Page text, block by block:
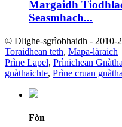
Margaidh
Seasmhach...
© Dlighe-sgrìobhaidh - 2010-
Toraidhean teth, Mapa-làraich
Prìne Lapel, Prìnichean
gnàthaichte, Prìne cruan
Fòn